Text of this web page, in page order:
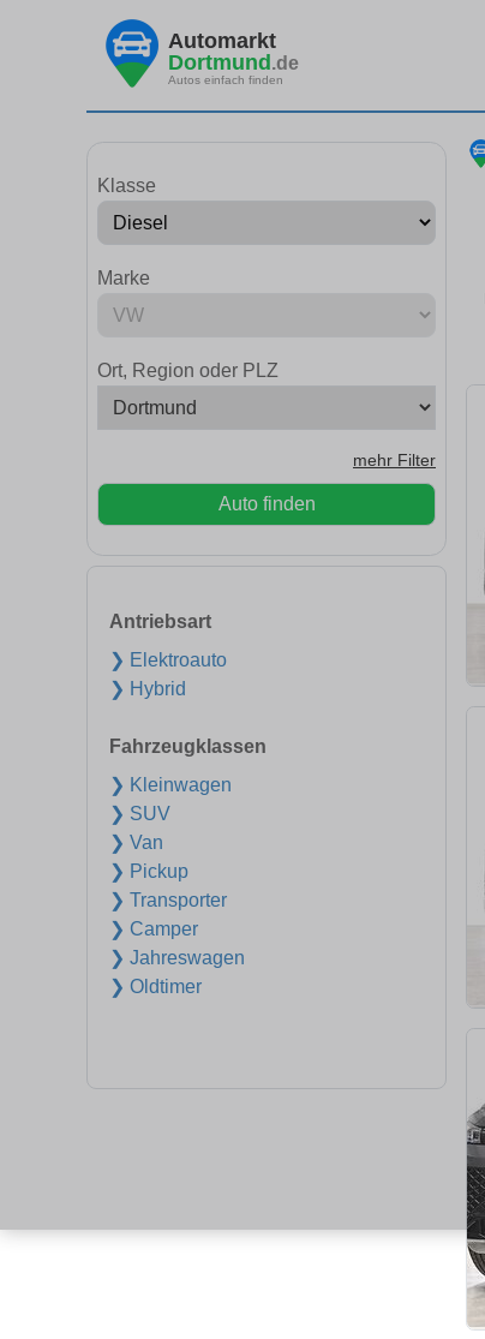
Automarkt
Dortmund.de
Autos einfach finden
Klasse
Marke
Ort, Region oder PLZ
mehr Filter
Auto finden
Antriebsart
❯ Elektroauto
❯ Hybrid
Fahrzeugklassen
❯ Kleinwagen
❯ SUV
❯ Van
❯ Pickup
❯ Transporter
❯ Camper
❯ Jahreswagen
❯ Oldtimer